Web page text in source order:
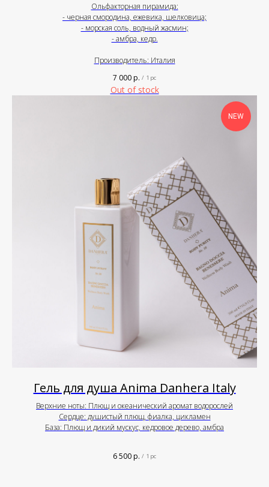
Ольфакторная пирамида:
- черная смородина, ежевика, шелковица;
- морская соль, водный жасмин;
- амбра, кедр.
Производитель: Италия
7 000р. / 1 pc
Out of stock
NEW
Гель для душа Anima Danhera Italy
Верхние ноты: Плющ и океанический аромат водорослей
Сердце: душистый плющ, фиалка, цикламен
База: Плющ и дикий мускус, кедровое дерево, амбра
6 500р. / 1 pc